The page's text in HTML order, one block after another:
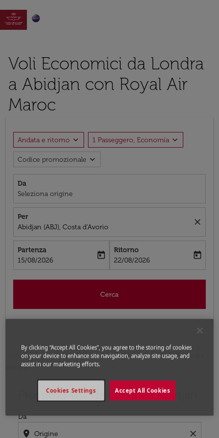

Voli Economici da Londra
a Abidjan con Royal Air
Maroc
Andata e ritorno expand_more 1 Passeggero, Economia expand_more
Codice promozionale expand_more
Da
Seleziona origine
Per
Abidjan (ABJ), Costa d'Avorio
close
Partenza
fc-booking-departure-date-aria-label
15/08/2026
today
Ritorno
fc-booking-return-date-aria-label
22/08/2026
today
Cerca
Home Voli Voli per Costa d'Avorio
Voli Londra -
Abidjan
Prossimo voli da Londra a Abidjan
Da
location_on close
By clicking “Accept All Cookies”, you agree to the storing of cookies
on your device to enhance site navigation, analyze site usage, and
assist in our marketing efforts.
Accept All Cookies
Cookies Settings